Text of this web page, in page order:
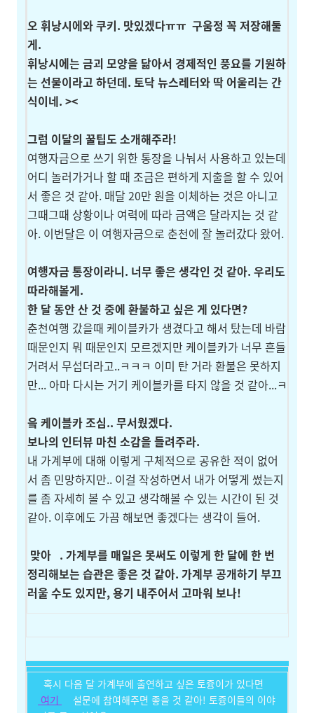
오 휘낭시에와 쿠키. 맛있겠다ㅠㅠ 구움정 꼭 저장해둘
게.
휘낭시에는 금괴 모양을 닮아서 경제적인 풍요를 기원하
는 선물이라고 하던데. 토닥 뉴스레터와 딱 어울리는 간
식이네. ><
그럼 이달의 꿀팁도 소개해주라!
여행자금으로 쓰기 위한 통장을 나눠서 사용하고 있는데
어디 놀러가거나 할 때 조금은 편하게 지출을 할 수 있어
서 좋은 것 같아. 매달 20만 원을 이체하는 것은 아니고
그때그때 상황이나 여력에 따라 금액은 달라지는 것 같
아. 이번달은 이 여행자금으로 춘천에 잘 놀러갔다 왔어.
여행자금 통장이라니. 너무 좋은 생각인 것 같아. 우리도
따라해볼게.
한 달 동안 산 것 중에 환불하고 싶은 게 있다면?
춘천여행 갔을때 케이블카가 생겼다고 해서 탔는데 바람
때문인지 뭐 때문인지 모르겠지만 케이블카가 너무 흔들
거려서 무섭더라고..ㅋㅋㅋ 이미 탄 거라 환불은 못하지
만... 아마 다시는 거기 케이블카를 타지 않을 것 같아...ㅋ
읔 케이블카 조심.. 무서웠겠다.
보나의 인터뷰 마친 소감을 들려주라.
내 가계부에 대해 이렇게 구체적으로 공유한 적이 없어
서 좀 민망하지만.. 이걸 작성하면서 내가 어떻게 썼는지
를 좀 자세히 볼 수 있고 생각해볼 수 있는 시간이 된 것
같아. 이후에도 가끔 해보면 좋겠다는 생각이 들어.
맞아 . 가계부를 매일은 못써도 이렇게 한 달에 한 번
정리해보는 습관은 좋은 것 같아. 가계부 공개하기 부끄
러울 수도 있지만, 용기 내주어서 고마워 보나!
혹시 다음 달 가계부에 출연하고 싶은 토즁이가 있다면
여기
설문에 참여해주면 좋을 것 같아! 토즁이들의 이야